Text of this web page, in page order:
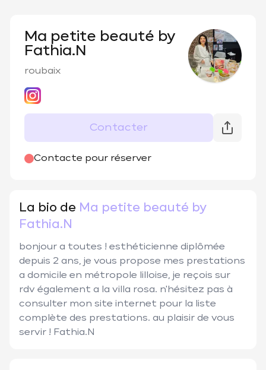
Ma petite beauté by
Fathia.N
roubaix
Contacter
Contacte pour réserver
La bio de Ma petite beauté by
Fathia.N
bonjour a toutes ! esthéticienne diplômée
depuis 2 ans, je vous propose mes prestations
a domicile en métropole lilloise, je reçois sur
rdv également a la villa rosa. n'hésitez pas à
consulter mon site internet pour la liste
complète des prestations. au plaisir de vous
servir ! Fathia.N